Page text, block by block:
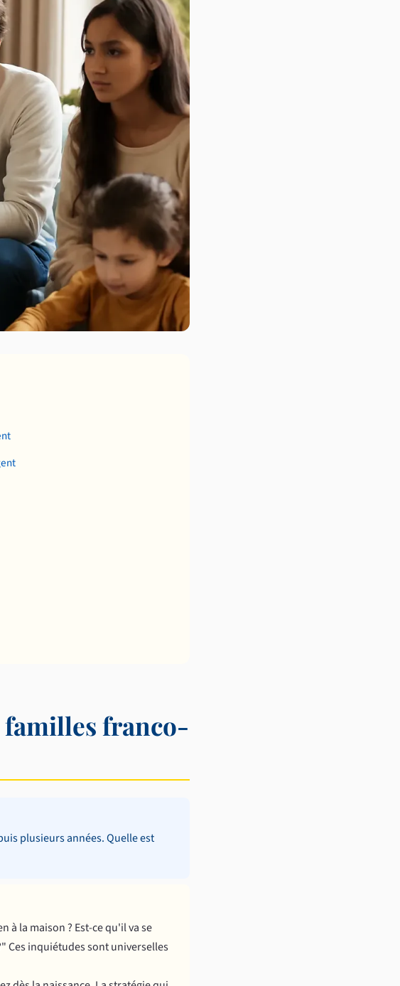
familles franco-
plusieurs années. Quelle est
la maison ? Est-ce qu'il va se
Ces inquiétudes sont universelles